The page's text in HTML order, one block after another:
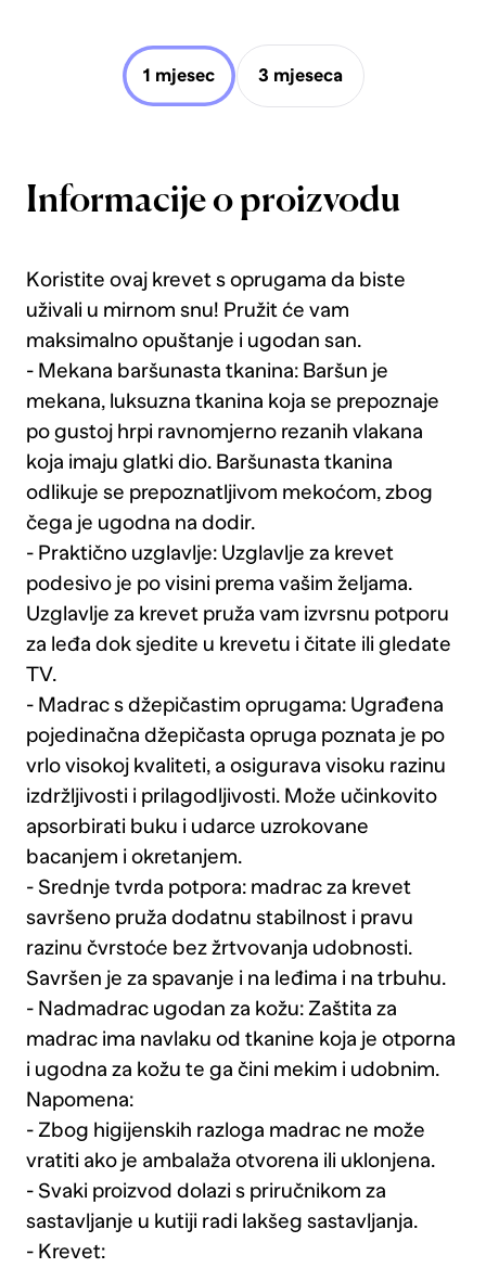
1 mjesec 3 mjeseca
Informacije o proizvodu
Koristite ovaj krevet s oprugama da biste
uživali u mirnom snu! Pružit će vam
maksimalno opuštanje i ugodan san.
- Mekana baršunasta tkanina: Baršun je
mekana, luksuzna tkanina koja se prepoznaje
po gustoj hrpi ravnomjerno rezanih vlakana
koja imaju glatki dio. Baršunasta tkanina
odlikuje se prepoznatljivom mekoćom, zbog
čega je ugodna na dodir.
- Praktično uzglavlje: Uzglavlje za krevet
podesivo je po visini prema vašim željama.
Uzglavlje za krevet pruža vam izvrsnu potporu
za leđa dok sjedite u krevetu i čitate ili gledate
TV.
- Madrac s džepičastim oprugama: Ugrađena
pojedinačna džepičasta opruga poznata je po
vrlo visokoj kvaliteti, a osigurava visoku razinu
izdržljivosti i prilagodljivosti. Može učinkovito
apsorbirati buku i udarce uzrokovane
bacanjem i okretanjem.
- Srednje tvrda potpora: madrac za krevet
savršeno pruža dodatnu stabilnost i pravu
razinu čvrstoće bez žrtvovanja udobnosti.
Savršen je za spavanje i na leđima i na trbuhu.
- Nadmadrac ugodan za kožu: Zaštita za
madrac ima navlaku od tkanine koja je otporna
i ugodna za kožu te ga čini mekim i udobnim.
Napomena:
- Zbog higijenskih razloga madrac ne može
vratiti ako je ambalaža otvorena ili uklonjena.
- Svaki proizvod dolazi s priručnikom za
sastavljanje u kutiji radi lakšeg sastavljanja.
- Krevet: